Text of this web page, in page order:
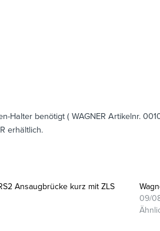
benötigt ( WAGNER Artikelnr.
erhältlich.
Ansaugbrücke kurz mit ZLS
09/